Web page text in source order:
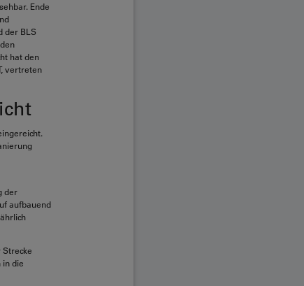
Ende
der BLS
hat den
vertreten
der
aufbauend
in die